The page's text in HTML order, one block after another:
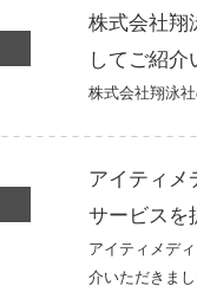
株式会社翔
してご紹介
株式会社翔泳
アイティ
サービスを
アイティメデ
介いただきま